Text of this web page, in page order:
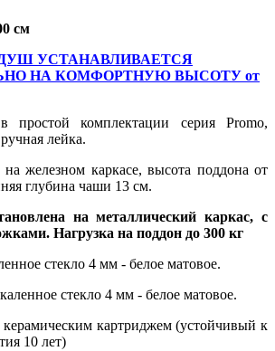
см
УСТАНАВЛИВАЕТСЯ
НА КОМФОРТНУЮ ВЫСОТУ от
простой комплектации серия Promo,
лейка.
железном каркасе, высота поддона от
глубина чаши 13 см.
на металлический каркас, с
Нагрузка на поддон до 300 кг
стекло 4 мм - белое матовое.
стекло 4 мм - белое матовое.
керамическим картриджем (устойчивый к
10 лет)